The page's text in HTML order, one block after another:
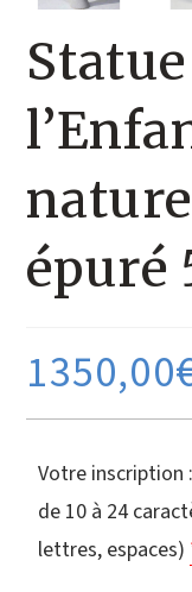
épuré
1350,00
Votre inscription
de 10 à 24
lettres, espaces)